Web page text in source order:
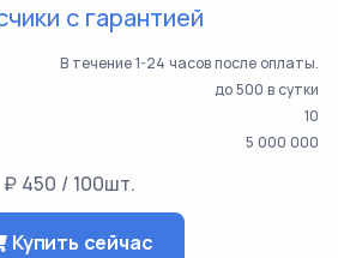
с гарантией
В течение 1-24 часов после оплаты.
до 500 в сутки
10
5 000 000
₽ 450 / 100шт.
Купить сейчас